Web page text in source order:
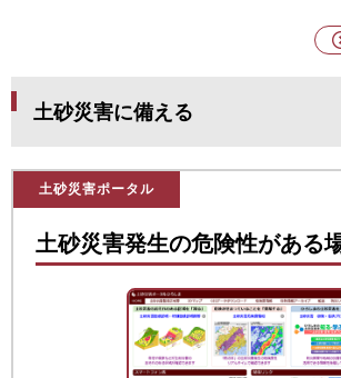
土砂災害に備える
土砂災害ポータル
土砂災害発生の危険性がある